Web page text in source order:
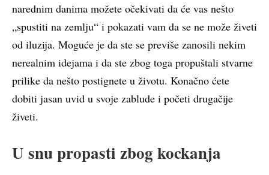
narednim danima možete očekivati da će vas nešto
„spustiti na zemlju“ i pokazati vam da se ne može živeti
od iluzija. Moguće je da ste se previše zanosili nekim
nerealnim idejama i da ste zbog toga propuštali stvarne
prilike da nešto postignete u životu. Konačno ćete
dobiti jasan uvid u svoje zablude i početi drugačije
živeti.
U snu propasti zbog kockanja